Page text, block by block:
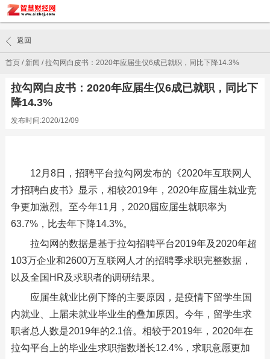
首页/ 新闻 /拉勾网白皮书：2020年应届生仅6成已就职，同比下降14.3%
返回
拉勾网白皮书：2020年应届生仅6成已就职，同比下
降14.3%
发布时间:2020/12/09
12月8日，招聘平台拉勾网发布的《2020年互联网人
才招聘白皮书》显示，相较2019年，2020年应届生就业竞
争更加激烈。至今年11月，2020届应届生就职率为
63.7%，比去年下降14.3%。
拉勾网的数据是基于拉勾招聘平台2019年及2020年超
103万企业和2600万互联网人才的招聘季求职完整数据，
以及全国HR及求职者的调研结果。
应届生就业比例下降的主要原因，是疫情下留学生国
内就业、上届未就业毕业生的叠加原因。今年，留学生求
职者总人数是2019年的2.1倍。相较于2019年，2020年在
拉勾平台上的毕业生求职指数增长12.4%，求职意愿更加